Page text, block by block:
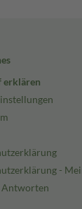
-
Antworten